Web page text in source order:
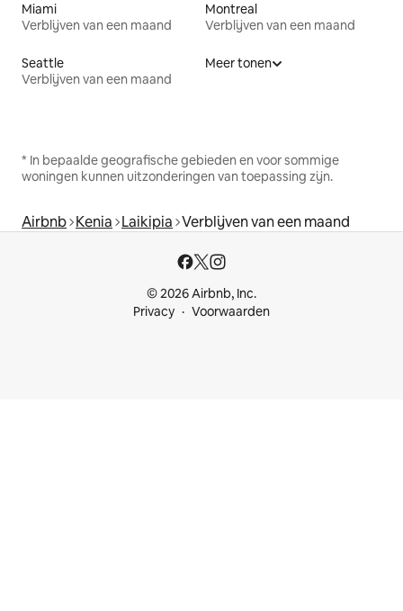
Miami
Verblijven van een maand
Montreal
Verblijven van een maand
Seattle
Verblijven van een maand
Meer tonen
* In bepaalde geografische gebieden en voor sommige
woningen kunnen uitzonderingen van toepassing zijn.
Airbnb Kenia Laikipia Verblijven van een maand
© 2026 Airbnb, Inc.
Privacy
Voorwaarden